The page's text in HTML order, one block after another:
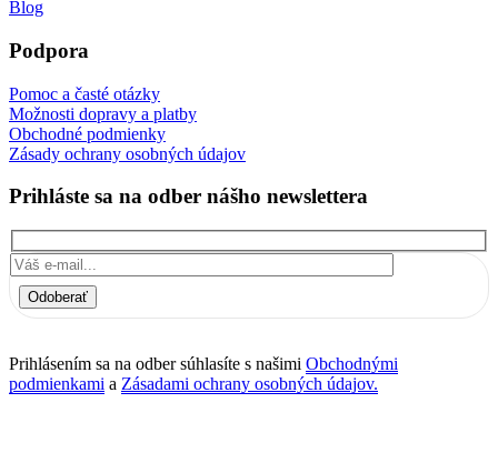
Blog
Podpora
Pomoc a časté otázky
Možnosti dopravy a platby
Obchodné podmienky
Zásady ochrany osobných údajov
Prihláste sa na odber nášho newslettera
Odoberať
Prihlásením sa na odber súhlasíte s našimi Obchodnými
podmienkami a Zásadami ochrany osobných údajov.